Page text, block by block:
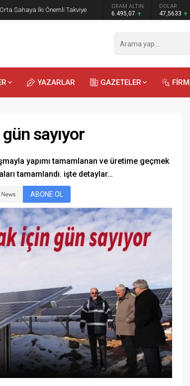
Mesleği Tanıtıldı
GRAM ALTIN
6.495,07
DOLAR
47,5633
EURO
54,9784
YAZARLAR GAZETELER
sayıyor
yapımı tamamlanan ve üretime geçmek
tamamlandı. işte detaylar…
ABONE OL
Recep
Duyularla mı, Duygularla mı
Öğreniriz?
Öğrenme, istisnasız tüm
toplumların gelişiminde ve
olarak tarih boyunca konu olmuş
temel bir insan işlevidir. Öğrenme
eğitim bilimcilerce kişinin çevresi
ile etkileşimi sonucunda meydana
gelen kalıcı izli bilişsel, duyuşsal
ve davranışsal...